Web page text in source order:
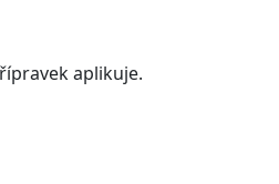
aplikuje.